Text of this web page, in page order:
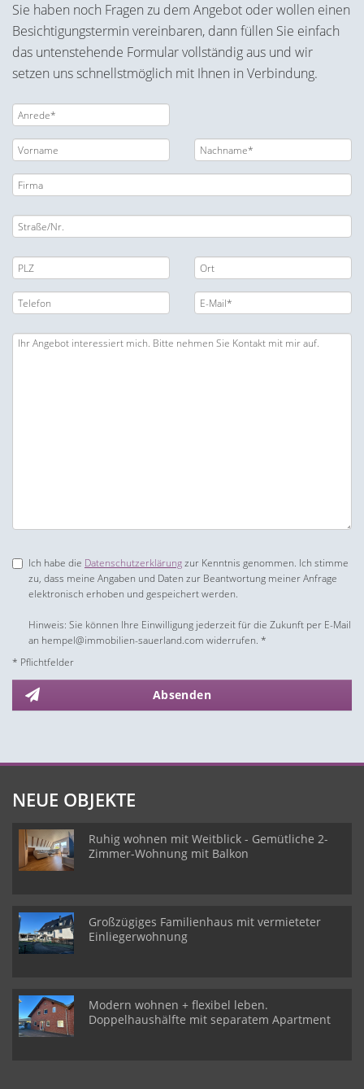
Sie haben noch Fragen zu dem Angebot oder wollen einen
Besichtigungstermin vereinbaren, dann füllen Sie einfach
das untenstehende Formular vollständig aus und wir
setzen uns schnellstmöglich mit Ihnen in Verbindung.
Ich habe die Datenschutzerklärungzur Kenntnis genommen. Ich stimme
zu, dass meine Angaben und Daten zur Beantwortung meiner Anfrage
elektronisch erhoben und gespeichert werden.
Hinweis: Sie können Ihre Einwilligung jederzeit für die Zukunft per E-Mail
an hempel@immobilien-sauerland.com widerrufen. *
* Pflichtfelder
Absenden
NEUE OBJEKTE
Ruhig wohnen mit Weitblick - Gemütliche 2-
Zimmer-Wohnung mit Balkon
Großzügiges Familienhaus mit vermieteter
Einliegerwohnung
Modern wohnen + flexibel leben.
Doppelhaushälfte mit separatem Apartment